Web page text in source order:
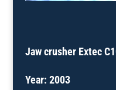
Jaw crusher Extec
Year: 2003